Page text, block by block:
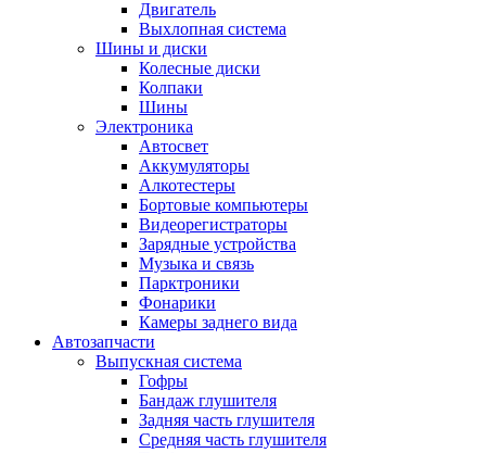
Двигатель
Выхлопная система
Шины и диски
Колесные диски
Колпаки
Шины
Электроника
Автосвет
Аккумуляторы
Алкотестеры
Бортовые компьютеры
Видеорегистраторы
Зарядные устройства
Музыка и связь
Парктроники
Фонарики
Камеры заднего вида
Автозапчасти
Выпускная система
Гофры
Бандаж глушителя
Задняя часть глушителя
Средняя часть глушителя